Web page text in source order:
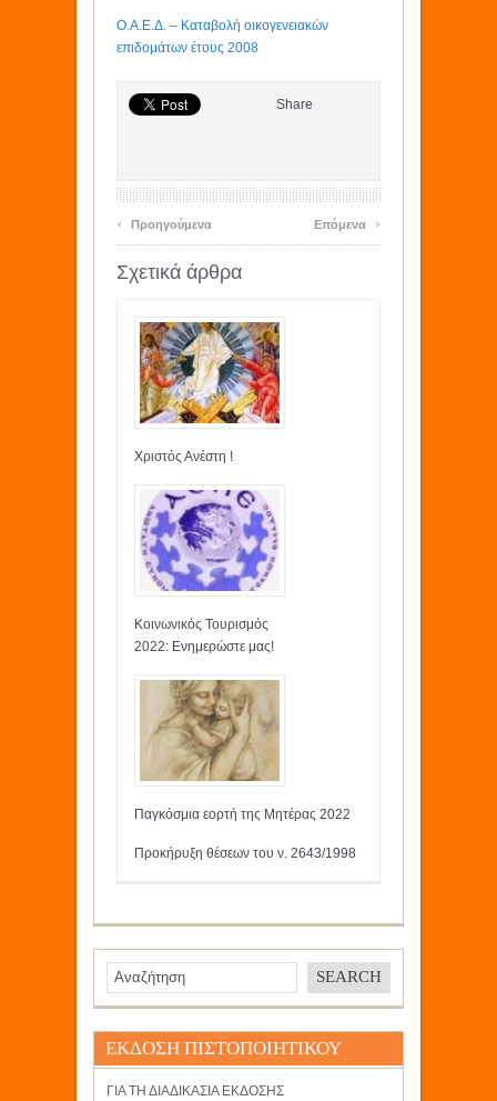
Ο.Α.Ε.Δ. – Καταβολή οικογενειακών
επιδομάτων έτους 2008
Share
‹ Προηγούμενα Επόμενα ›
Σχετικά άρθρα
Χριστός Ανέστη !
Κοινωνικός Τουρισμός
2022: Ενημερώστε μας!
Παγκόσμια εορτή της Μητέρας 2022
Προκήρυξη θέσεων του ν. 2643/1998
ΕΚΔΟΣΗ ΠΙΣΤΟΠΟΙΗΤΙΚΟΥ
ΓΙΑ ΤΗ ΔΙΑΔΙΚΑΣΙΑ ΕΚΔΟΣΗΣ